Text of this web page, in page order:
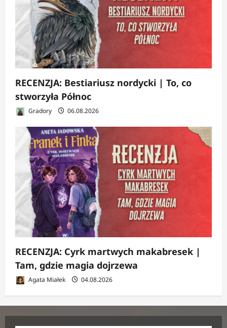
RECENZJA: Bestiariusz nordycki | To, co
stworzyła Północ
Gradory 06.08.2026
RECENZJA: Cyrk martwych makabresek |
Tam, gdzie magia dojrzewa
Agata Miałek 04.08.2026